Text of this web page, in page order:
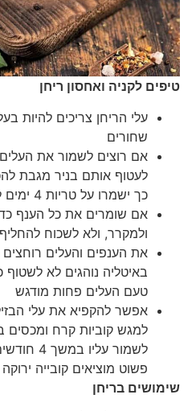
טיפים לקניה ואחסון ריחן
עלי הריחן צריכים להיות
שחורים
אם רוצים לשמור את העלים
לעטוף אותם בניר מגבת
כך ישמרו על טריות 4 ימים לפחות
אם שומרים את כל הענף כדאי
ולמקרר, ולא לשכוח להחליף
את הענפים והעלים רוחצים
באיטליה נוהגים לא לשטוף
טעם העלים פחות מודגש
אפשר להקפיא את עלי
למגש קוביות קרח ומכסים
לשמור עליו
פשוט מוציאים קובייה ירוקה
שימושים בריחן